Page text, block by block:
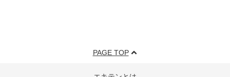
PAGE TOP